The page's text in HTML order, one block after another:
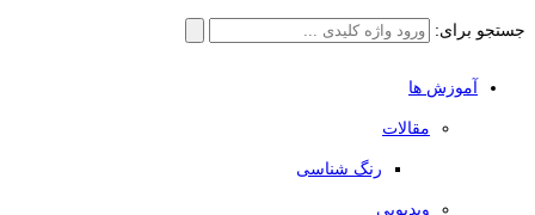
جستجو برای:
آموزش ها
مقالات
رنگ شناسی
ویدیویی